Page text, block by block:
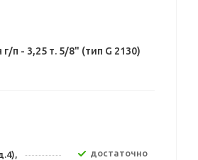
п - 3,25 т. 5/8" (тип G 2130)
Достаточно